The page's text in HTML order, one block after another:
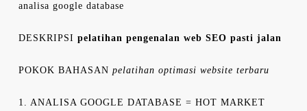
analisa google database
DESKRIPSI pelatihan pengenalan web SEO pasti jalan
POKOK BAHASAN pelatihan optimasi website terbaru
1. ANALISA GOOGLE DATABASE = HOT MARKET